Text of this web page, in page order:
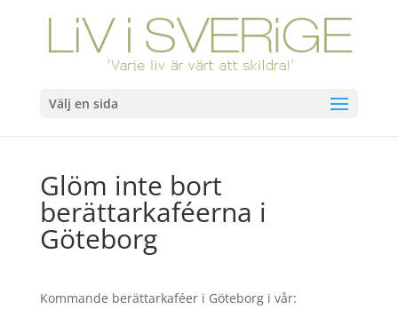
Välj en sida
Glöm inte bort
berättarkaféerna i
Göteborg
Kommande berättarkaféer i Göteborg i vår: